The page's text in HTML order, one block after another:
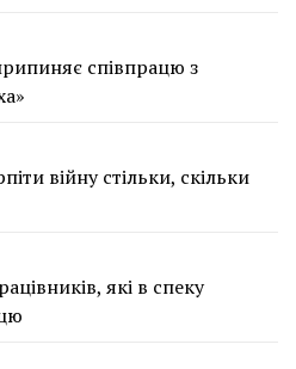
співпрацю з
війну стільки, скільки
які в спеку